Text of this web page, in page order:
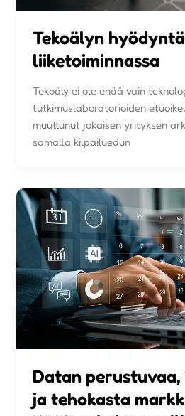
Tekoälyn
liiketoiminnassa
Tekoäly ei ole enää vain
tutkimuslaboratorioiden
muuttunut jokaisen yrityksen
samalla kilpailuedun
Datan
ja tehokasta